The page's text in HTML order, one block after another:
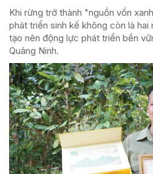
Khi rừng trở thành "nguồn vốn
phát triển sinh kế không còn là
tạo nên động lực phát triển bền
Quảng Ninh.